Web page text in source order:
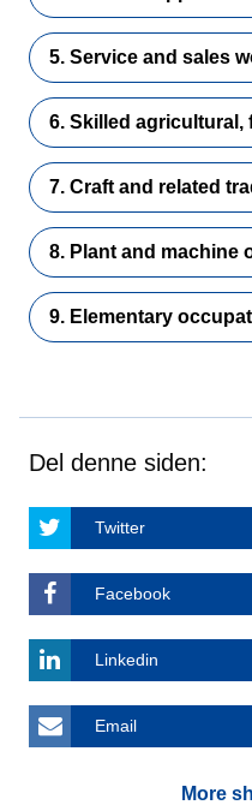
5. Service and sales
7. Craft and related
8. Plant and machine
9. Elementary
Del denne siden:
Twitter
Facebook
Linkedin
Email
More